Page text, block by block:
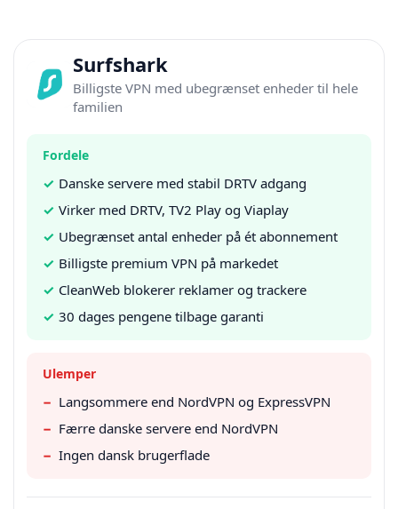
Surfshark
Billigste VPN med ubegrænset enheder til hele
familien
Fordele
✓ Danske servere med stabil DRTV adgang
✓ Virker med DRTV, TV2 Play og Viaplay
✓ Ubegrænset antal enheder på ét abonnement
✓ Billigste premium VPN på markedet
✓ CleanWeb blokerer reklamer og trackere
✓ 30 dages pengene tilbage garanti
Ulemper
− Langsommere end NordVPN og ExpressVPN
− Færre danske servere end NordVPN
− Ingen dansk brugerflade